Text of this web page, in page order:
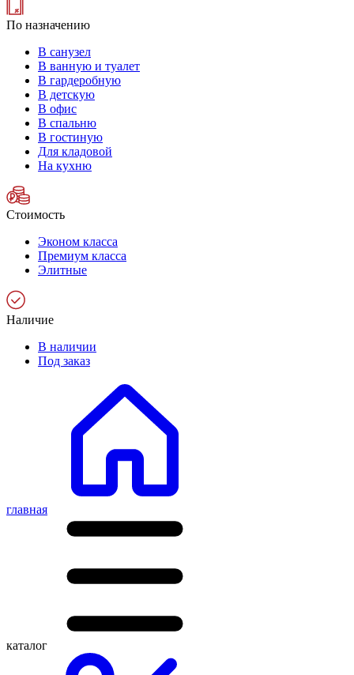
По назначению
В санузел
В ванную и туалет
В гардеробную
В детскую
В офис
В спальню
В гостиную
Для кладовой
На кухню
Стоимость
Эконом класса
Премиум класса
Элитные
Наличие
В наличии
Под заказ
главная
каталог